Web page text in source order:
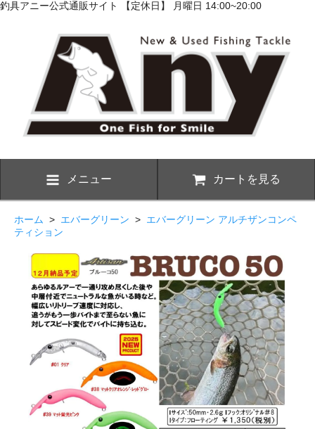
釣具アニー公式通販サイト 【定休日】 月曜日 14:00~20:00
メニュー カートを見る
ホーム > エバーグリーン > エバーグリーン アルチザンコンペ
ティション